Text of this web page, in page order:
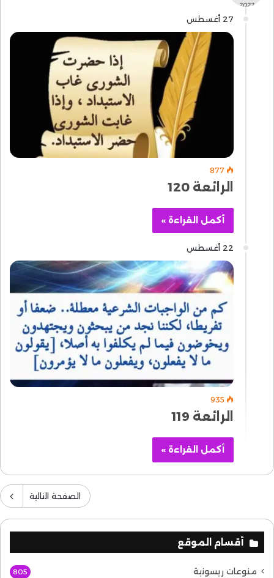
- 2022 -
27 أغسطس
877
الرائعة 120
أكمل القراءة »
22 أغسطس
935
الرائعة 119
أكمل القراءة »
الصفحة التالية
أقسام الموقع
منوعات ريسونية 805